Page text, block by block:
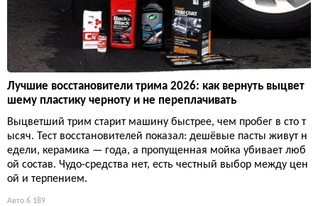
Лучшие восстановители трима 2026: как вернуть выцвет
шему пластику черноту и не переплачивать
Выцветший трим старит машину быстрее, чем пробег в сто т
ысяч. Тест восстановителей показал: дешёвые пасты живут н
едели, керамика — года, а пропущенная мойка убивает люб
ой состав. Чудо-средства нет, есть честный выбор между цен
ой и терпением.
Авто 6 189